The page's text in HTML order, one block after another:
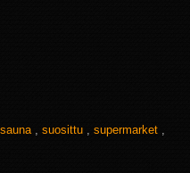
sauna suosittu supermarket